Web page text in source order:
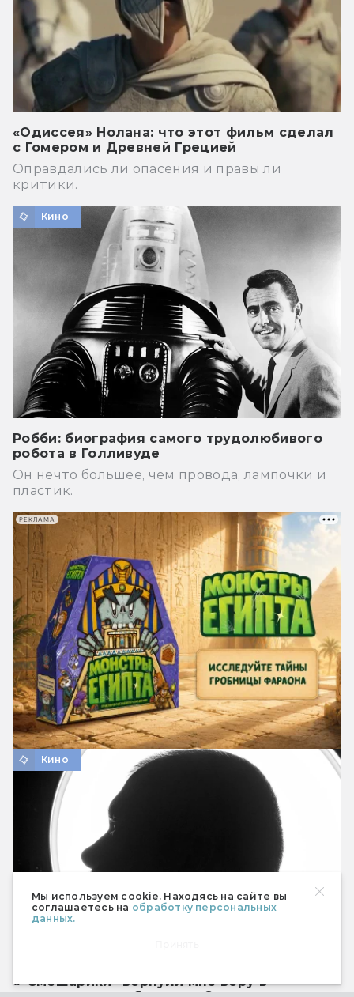
Мы используем cookie. Находясь на сайте вы
соглашаетесь на обработку персональных
данных.
«Одиссея» Нолана: что этот фильм сделал
с Гомером и Древней Грецией
Оправдались ли опасения и правы ли
критики.
Кино
Робби: биография самого трудолюбивого
робота в Голливуде
Он нечто большее, чем провода, лампочки и
пластик.
Кино
«”Смешарики” вернули мне веру в
РЕКЛАМА